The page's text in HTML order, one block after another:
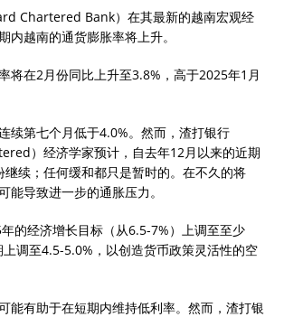
Chartered Bank）在其最新的越南宏观经
内越南的通货膨胀率将上升。
将在2月份同比上升至3.8%，高于2025年1月
续第七个月低于4.0%。然而，渣打银行
）经济学家预计，自去年12月以来的近期
继续；任何缓和都只是暂时的。在不久的将
能导致进一步的通胀压力。
的经济增长目标（从6.5-7%）上调至至少
调至4.5-5.0%，以创造货币政策灵活性的空
能有助于在短期内维持低利率。然而，渣打银